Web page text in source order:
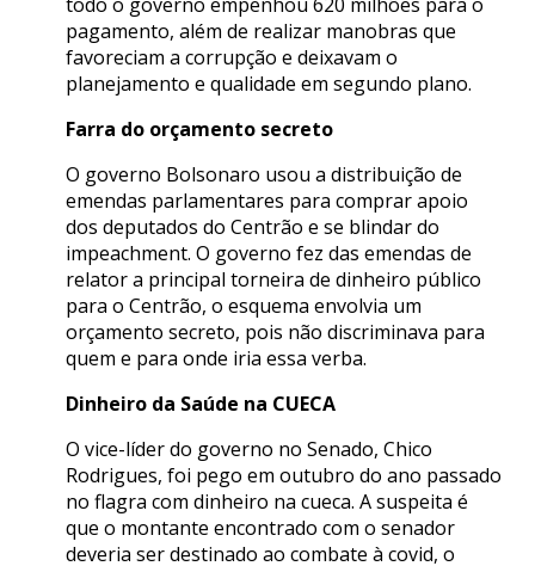
pagamento, além de realizar manobras que
favoreciam a corrupção e deixavam o
planejamento e qualidade em segundo plano.
Farra do orçamento secreto
O governo Bolsonaro usou a distribuição de
emendas parlamentares para comprar apoio
dos deputados do Centrão e se blindar do
impeachment. O governo fez das emendas de
relator a principal torneira de dinheiro público
para o Centrão, o esquema envolvia um
orçamento secreto, pois não discriminava para
quem e para onde iria essa verba.
Dinheiro da Saúde na CUECA
O vice-líder do governo no Senado, Chico
Rodrigues, foi pego em outubro do ano passado
no flagra com dinheiro na cueca. A suspeita é
que o montante encontrado com o senador
deveria ser destinado ao combate à covid, o